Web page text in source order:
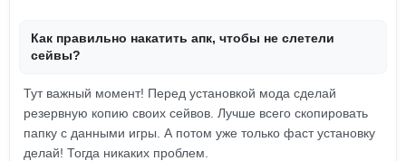
Как правильно накатить апк, чтобы не слетели
сейвы?
Тут важный момент! Перед установкой мода сделай
резервную копию своих сейвов. Лучше всего скопировать
папку с данными игры. А потом уже только фаст установку
делай! Тогда никаких проблем.